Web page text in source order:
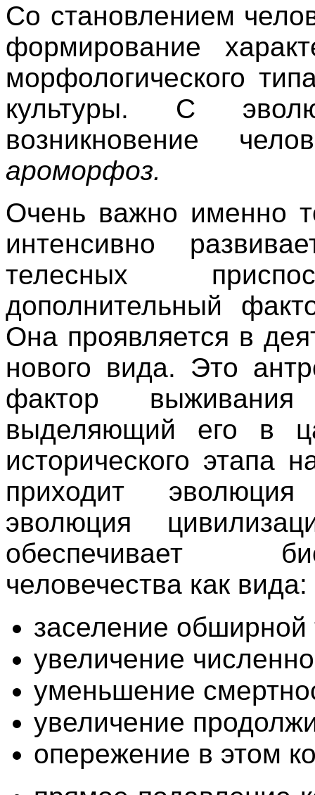
Со становлением
формирование
морфологического
культуры. С
возникновение
ароморфоз.
Очень важно именно
интенсивно
телесных
дополнительный
Она проявляется в
нового вида. Это
фактор
выделяющий его в
исторического этапа
приходит эволюция
эволюция
обеспечивает
человечества как вида:
заселение обширной
увеличение
уменьшение
увеличение
опережение в этом